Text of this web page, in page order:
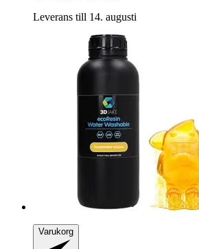
Leverans till 14. augusti
Varukorg